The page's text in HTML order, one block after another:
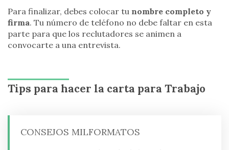
Para finalizar, debes colocar tu nombre completo y
firma. Tu número de teléfono no debe faltar en esta
parte para que los reclutadores se animen a
convocarte a una entrevista.
Tips para hacer la carta para Trabajo
CONSEJOS MILFORMATOS